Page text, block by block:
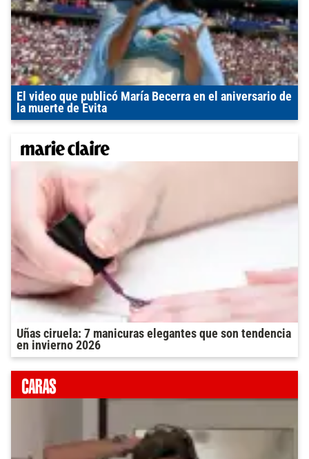
El video que publicó María Becerra en el aniversario de
la muerte de Evita
Uñas ciruela: 7 manicuras elegantes que son tendencia
en invierno 2026